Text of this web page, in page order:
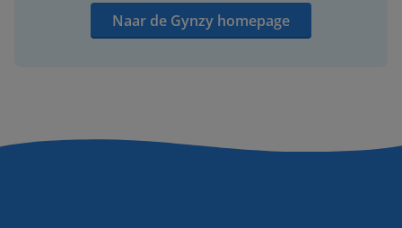
Naar de Gynzy homepage